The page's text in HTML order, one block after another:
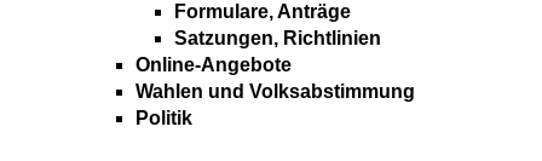
Formulare, Anträge
Satzungen, Richtlinien
Online-Angebote
Wahlen und Volksabstimmung
Politik